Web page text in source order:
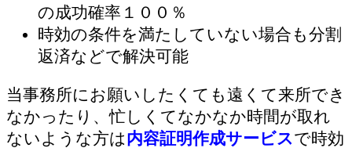
の成功確率１００％
時効の条件を満たしていない場合も分割
返済などで解決可能
当事務所にお願いしたくても遠くて来所でき
なかったり、忙しくてなかなか時間が取れ
ないような方は内容証明作成サービスで時効